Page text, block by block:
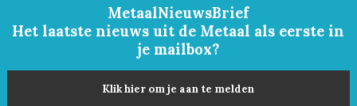
MetaalNieuwsBrief
Het laatste nieuws uit de Metaal als eerste in
je mailbox?
Klik hier om je aan te melden